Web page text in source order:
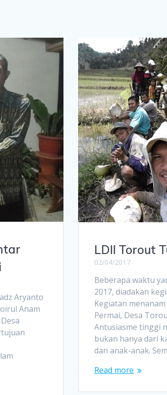
Aryanto
Anam
LDII Torout
02/04/2017
Beberapa waktu
2017, diadakan
Kegiatan
Permai, Desa
Antusiasme tinggi
bukan hanya dari
dan anak-anak.
Read more